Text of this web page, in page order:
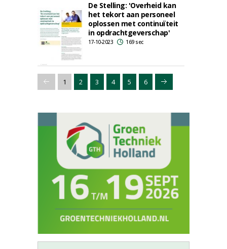
De Stelling: 'Overheid kan
het tekort aan personeel
oplossen met continuïteit
in opdrachtgeverschap'
17-10-2023 169 sec
1 2 3 4 5 6